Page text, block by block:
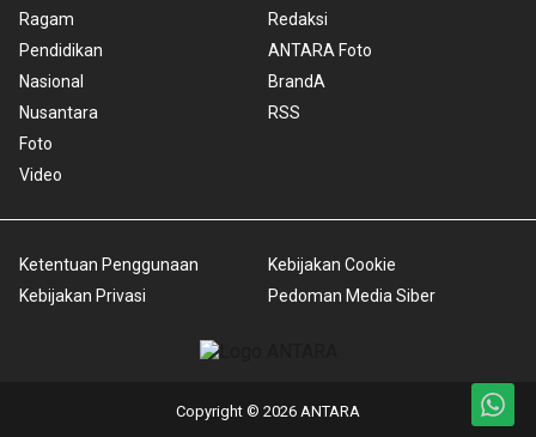
Ragam
Pendidikan
Nasional
Nusantara
Foto
Video
Redaksi
ANTARA Foto
BrandA
RSS
Ketentuan Penggunaan
Kebijakan Privasi
Kebijakan Cookie
Pedoman Media Siber
Copyright © 2026 ANTARA